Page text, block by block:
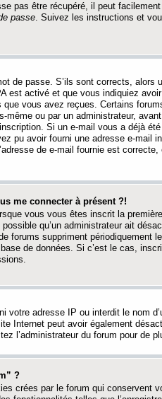
pas être récupéré, il peut
passe. Suivez les instructions et
de passe. S’ils sont corrects, alors
est activé et que vous indiquiez
vous avez reçues. Certains
ou par un administrateur,
Si un e-mail vous a déjà
pu avoir fourni une adresse e-mail
de e-mail fournie est
me connecter à présent ?!
vous vous êtes inscrit la
qu’un administrateur ait
forums suppriment périodiquement
de données. Si c’est le cas,
votre adresse IP ou interdit le nom
Internet peut avoir également
l’administrateur du forum pour de
?
crées par le forum qui conservent